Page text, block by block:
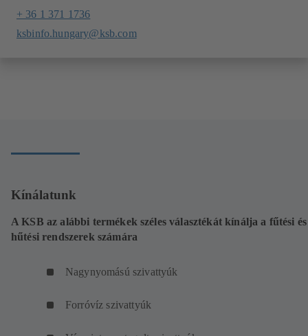
+ 36 1 371 1736
ksbinfo.hungary@ksb.com
Kínálatunk
A KSB az alábbi termékek széles választékát kínálja a fűtési és
hűtési rendszerek számára
Nagynyomású szivattyúk
Forróvíz szivattyúk